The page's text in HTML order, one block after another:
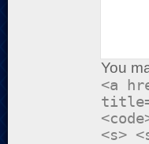
You
<a
<s>